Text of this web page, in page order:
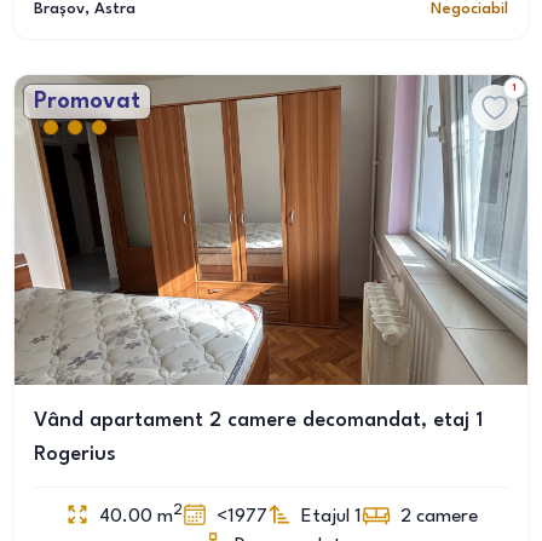
Brașov, Astra Negociabil
Promovat
1
Vând apartament 2 camere decomandat, etaj 1
Rogerius
40.00 m2 <1977 Etajul 1 2 camere